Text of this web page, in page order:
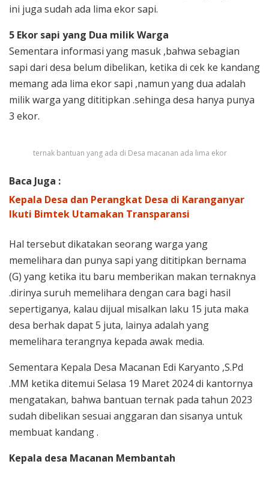
ini juga sudah ada lima ekor sapi.
5 Ekor sapi yang Dua milik Warga
Sementara informasi yang masuk ,bahwa sebagian
sapi dari desa belum dibelikan, ketika di cek ke kandang
memang ada lima ekor sapi ,namun yang dua adalah
milik warga yang dititipkan .sehinga desa hanya punya
3 ekor.
ternak bantuan yang ada di Desa macanan ada lima ekor
Baca Juga :
Kepala Desa dan Perangkat Desa di Karanganyar
Ikuti Bimtek Utamakan Transparansi
Hal tersebut dikatakan seorang warga yang
memelihara dan punya sapi yang dititipkan bernama
(G) yang ketika itu baru memberikan makan ternaknya
.dirinya suruh memelihara dengan cara bagi hasil
sepertiganya, kalau dijual misalkan laku 15 juta maka
desa berhak dapat 5 juta, lainya adalah yang
memelihara terangnya kepada awak media.
Sementara Kepala Desa Macanan Edi Karyanto ,S.Pd
.MM ketika ditemui Selasa 19 Maret 2024 di kantornya
mengatakan, bahwa bantuan ternak pada tahun 2023
sudah dibelikan sesuai anggaran dan sisanya untuk
membuat kandang .
Kepala desa Macanan Membantah